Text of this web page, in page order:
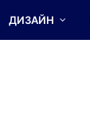
ДИЗАЙН